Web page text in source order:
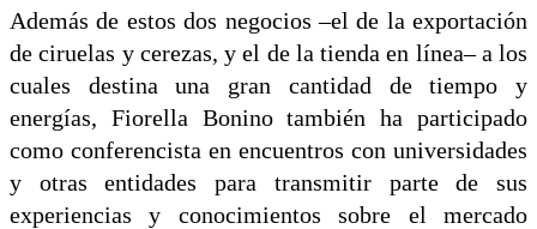
Además de estos dos negocios –el de la exportación
de ciruelas y cerezas, y el de la tienda en línea– a los
cuales destina una gran cantidad de tiempo y
energías, Fiorella Bonino también ha participado
como conferencista en encuentros con universidades
y otras entidades para transmitir parte de sus
experiencias y conocimientos sobre el mercado